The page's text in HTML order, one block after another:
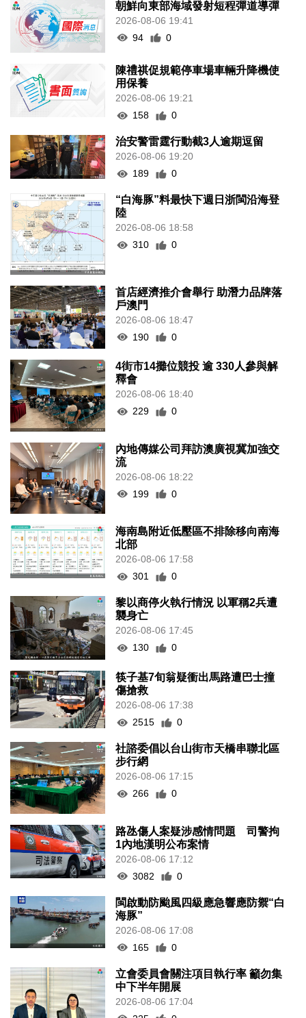
朝鮮向東部海域發射短程彈道導彈
2026-08-06 19:41
94
0
陳禮祺促規範停車場車輛升降機使
用保養
2026-08-06 19:21
158
0
治安警雷霆行動截3人逾期逗留
2026-08-06 19:20
189
0
“白海豚”料最快下週日浙閩沿海登
陸
2026-08-06 18:58
310
0
首店經濟推介會舉行 助潛力品牌落
戶澳門
2026-08-06 18:47
190
0
4街市14攤位競投 逾 330人參與解
釋會
2026-08-06 18:40
229
0
內地傳媒公司拜訪澳廣視冀加強交
流
2026-08-06 18:22
199
0
海南島附近低壓區不排除移向南海
北部
2026-08-06 17:58
301
0
黎以商停火執行情況 以軍稱2兵遭
襲身亡
2026-08-06 17:45
130
0
筷子基7旬翁疑衝出馬路遭巴士撞
傷搶救
2026-08-06 17:38
2515
0
社諮委倡以台山街市天橋串聯北區
步行網
2026-08-06 17:15
266
0
路氹傷人案疑涉感情問題 司警拘
1內地漢明公布案情
2026-08-06 17:12
3082
0
閩啟動防颱風四級應急響應防禦“白
海豚”
2026-08-06 17:08
165
0
立會委員會關注項目執行率 籲勿集
中下半年開展
2026-08-06 17:04